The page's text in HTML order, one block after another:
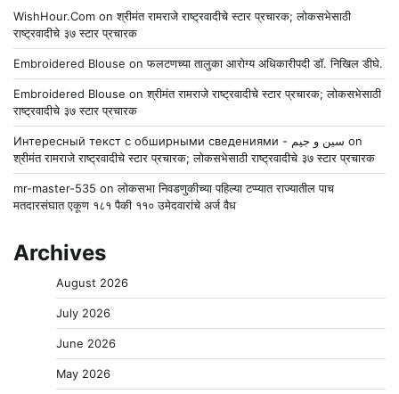
WishHour.Com onश्रीमंत रामराजे राष्ट्रवादीचे स्टार प्रचारक; लोकसभेसाठी
राष्ट्रवादीचे ३७ स्टार प्रचारक
Embroidered Blouse onफलटणच्या तालुका आरोग्य अधिकारीपदी डॉ. निखिल डीघे.
Embroidered Blouse onश्रीमंत रामराजे राष्ट्रवादीचे स्टार प्रचारक; लोकसभेसाठी
राष्ट्रवादीचे ३७ स्टार प्रचारक
Интересный текст с обширными сведениями - سين و جيم on
श्रीमंत रामराजे राष्ट्रवादीचे स्टार प्रचारक; लोकसभेसाठी राष्ट्रवादीचे ३७ स्टार प्रचारक
mr-master-535 onलोकसभा निवडणुकीच्या पहिल्या टप्प्यात राज्यातील पाच
मतदारसंघात एकूण १८१ पैकी ११० उमेदवारांचे अर्ज वैध
Archives
August 2026
July 2026
June 2026
May 2026